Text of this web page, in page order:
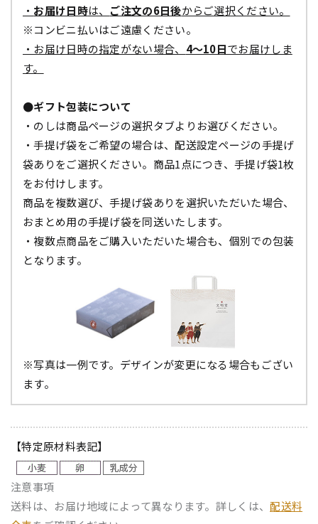
・ お届け日時は、 ご注文の6日後からご選択ください。
※コンビニ払いはご遠慮ください。
・お届け日時の指定がない場合、 4～10日でお届けしま
す。
●ギフト包装について
・のしは商品ページの選択タブよりお選びください。
・手提げ袋をご希望の場合は、配送設定ページの手提げ
袋ありをご選択ください。商品1点につき、手提げ袋1枚
をお付けします。
商品を複数選び、手提げ袋ありを選択いただいた場合、
おまとめ用の手提げ袋を同送いたします。
・複数点商品をご購入いただいた場合も、個別での包装
となります。
※写真は一例です。デザインが変更になる場合もござい
ます。
【特定原材料表記】
注意事項
送料は、お届け地域によって異なります。詳しくは、配送料